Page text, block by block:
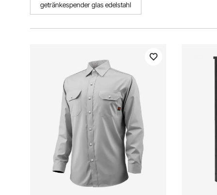
getränkespender glas edelstahl